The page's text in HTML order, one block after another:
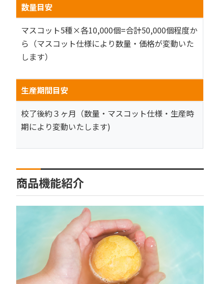
数量目安
マスコット5種×各10,000個=合計50,000個程度か
ら（マスコット仕様により数量・価格が変動いた
します）
生産期間目安
校了後約３ヶ月（数量・マスコット仕様・生産時
期により変動いたします)
商品機能紹介